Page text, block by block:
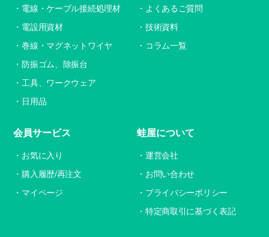
電線・ケーブル接続処理材
電設用資材
巻線・マグネットワイヤ
防振ゴム、除振台
工具、ワークウェア
日用品
よくあるご質問
技術資料
コラム一覧
会員サービス
お気に入り
購入履歴/再注文
マイページ
蛙屋について
運営会社
お問い合わせ
プライバシーポリシー
特定商取引に基づく表記